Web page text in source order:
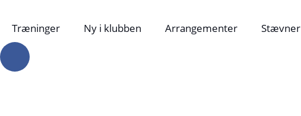
Træninger Ny i klubben Arrangementer Stævner